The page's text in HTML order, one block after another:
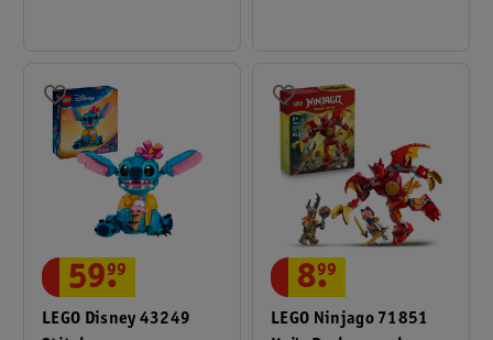
LEGO Disney 43249
59.
99
LEGO Ninjago 71851
8.
99